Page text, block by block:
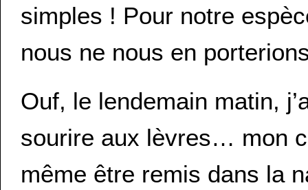
simples ! Pour notre
nous ne nous en
Ouf, le lendemain matin,
sourire aux lèvres… mon
même être remis dans la